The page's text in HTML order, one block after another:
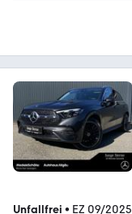
Unfallfrei • EZ 09/2025